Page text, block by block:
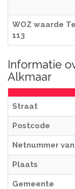
WOZ waarde
113
Informatie
Alkmaar
Straat
Postcode
Netnummer
Plaats
Gemeente